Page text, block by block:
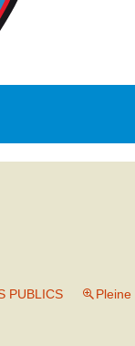
PUBLICS
Pleine